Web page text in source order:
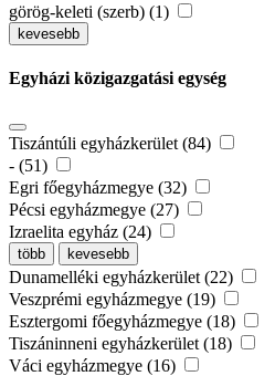
görög-keleti (szerb) (1)
kevesebb
Egyházi közigazgatási egység
Tiszántúli egyházkerület (84)
- (51)
Egri főegyházmegye (32)
Pécsi egyházmegye (27)
Izraelita egyház (24)
több kevesebb
Dunamelléki egyházkerület (22)
Veszprémi egyházmegye (19)
Esztergomi főegyházmegye (18)
Tiszáninneni egyházkerület (18)
Váci egyházmegye (16)